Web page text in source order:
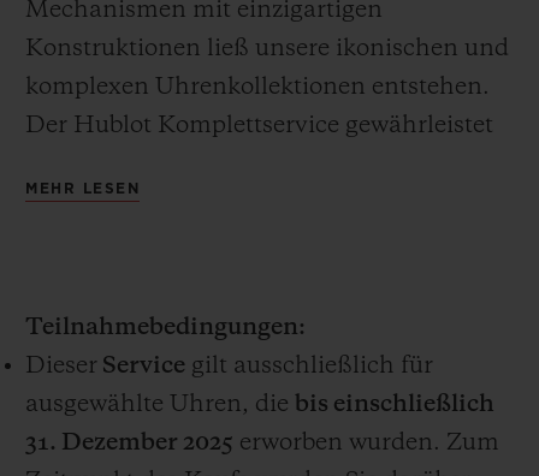
Mechanismen mit einzigartigen
Konstruktionen ließ unsere ikonischen und
komplexen Uhrenkollektionen entstehen.
Der Hublot Komplettservice gewährleistet
erlesenen Uhren.
von CHF 1.000, ist ein einmaliger
kostenloser Service, der nur für
ausgewählte Uhren verfügbar ist, die online
auf www.hublot.com oder in einer Hublot
MEHR LESEN
Teilnahmebedingungen:
Dieser Service gilt ausschließlich für
ausgewählte Uhren, die bis einschließlich
31. Dezember 2025 erworben wurden. Zum
EINE BOUTIQUE FINDEN